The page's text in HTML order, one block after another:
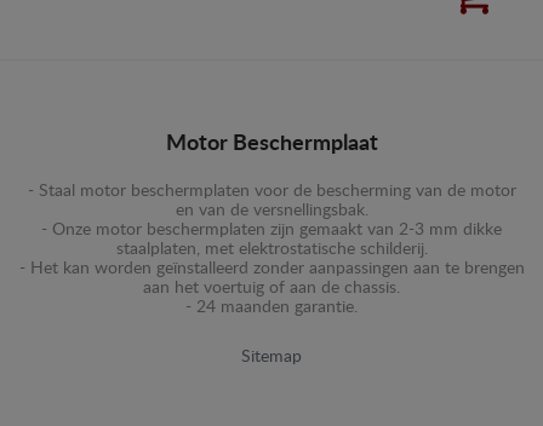
Motor Beschermplaat
- Staal motor beschermplaten voor de bescherming van de motor
en van de versnellingsbak.
- Onze motor beschermplaten zijn gemaakt van 2-3 mm dikke
staalplaten, met elektrostatische schilderij.
- Het kan worden geïnstalleerd zonder aanpassingen aan te brengen
aan het voertuig of aan de chassis.
- 24 maanden garantie.
Sitemap